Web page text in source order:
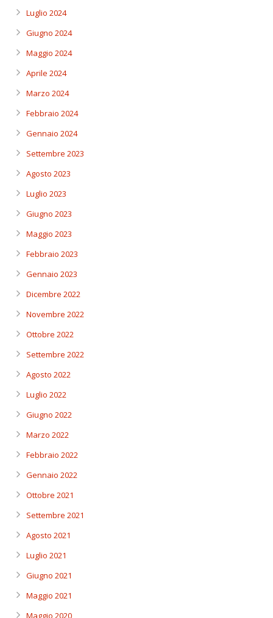
Luglio 2024
Giugno 2024
Maggio 2024
Aprile 2024
Marzo 2024
Febbraio 2024
Gennaio 2024
Settembre 2023
Agosto 2023
Luglio 2023
Giugno 2023
Maggio 2023
Febbraio 2023
Gennaio 2023
Dicembre 2022
Novembre 2022
Ottobre 2022
Settembre 2022
Agosto 2022
Luglio 2022
Giugno 2022
Marzo 2022
Febbraio 2022
Gennaio 2022
Ottobre 2021
Settembre 2021
Agosto 2021
Luglio 2021
Giugno 2021
Maggio 2021
Maggio 2020